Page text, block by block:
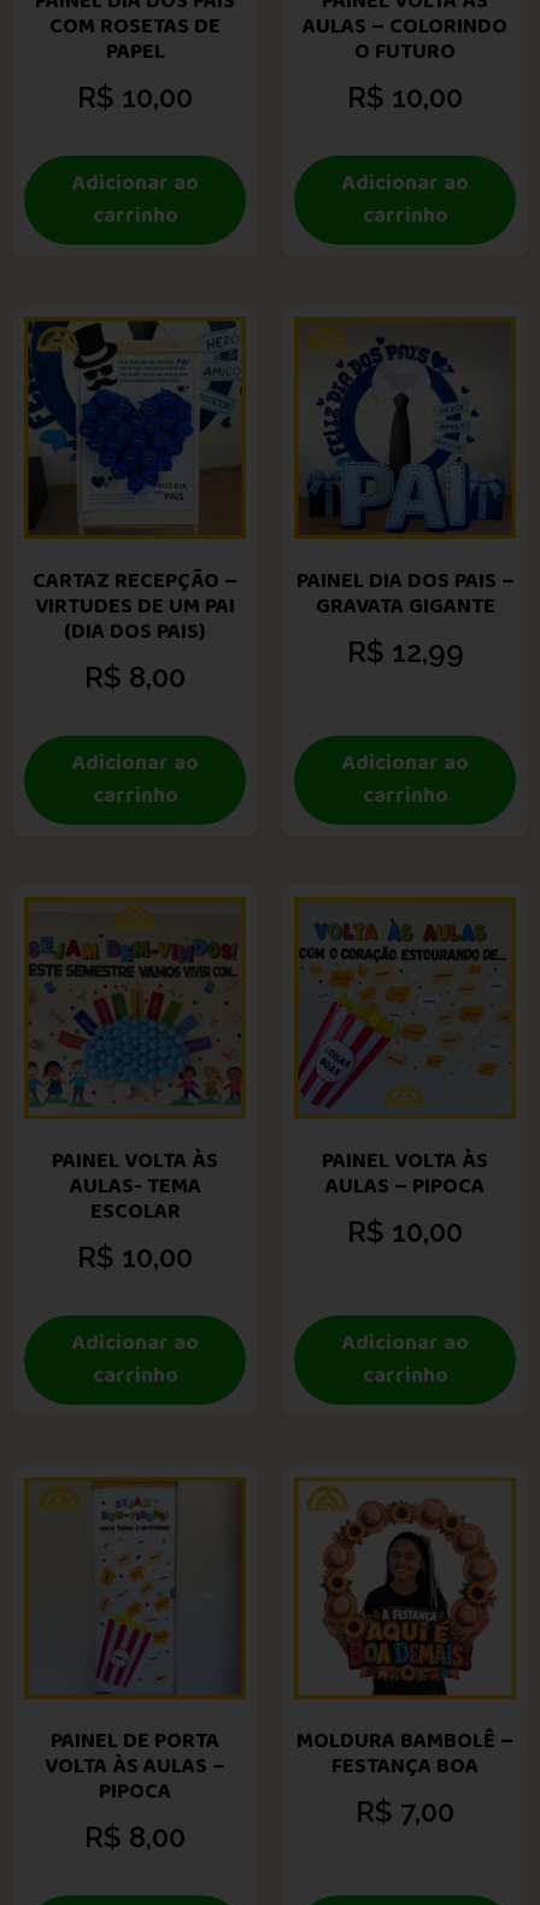
COM ROSETAS DE
PAPEL
R$ 10,00
Adicionar ao
carrinho
AULAS – COLORINDO
O FUTURO
R$ 10,00
Adicionar ao
carrinho
CARTAZ RECEPÇÃO –
VIRTUDES DE UM PAI
(DIA DOS PAIS)
R$ 8,00
Adicionar ao
carrinho
PAINEL DIA DOS PAIS –
GRAVATA GIGANTE
R$ 12,99
Adicionar ao
carrinho
PAINEL VOLTA ÀS
AULAS- TEMA
ESCOLAR
R$ 10,00
Adicionar ao
carrinho
PAINEL VOLTA ÀS
AULAS – PIPOCA
R$ 10,00
Adicionar ao
carrinho
PAINEL DE PORTA
VOLTA ÀS AULAS –
PIPOCA
R$ 8,00
MOLDURA BAMBOLÊ –
FESTANÇA BOA
R$ 7,00